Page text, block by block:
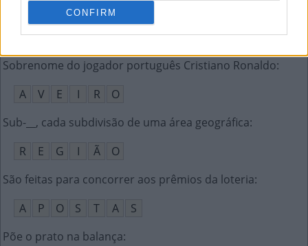
CONFIRM
Textos como os de Fernando Pessoa e Paulo Leminski
P
O E S I A
S
Sobrenome do jogador português Cristiano Ronaldo:
A
V E I R
O
Sub-__, cada subdivisão de uma área geográfica:
R
E G I Ã
O
São feitas para concorrer aos prêmios da loteria:
A
P O S T A
S
Põe o prato na balança: